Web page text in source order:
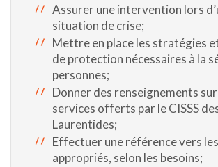
Assurer une intervention lors
situation de crise;
Mettre en place les stratégies
de protection nécessaires à la
personnes;
Donner des renseignements
services offerts par le CISSS
Laurentides;
Effectuer une référence vers
appropriés, selon les besoins;